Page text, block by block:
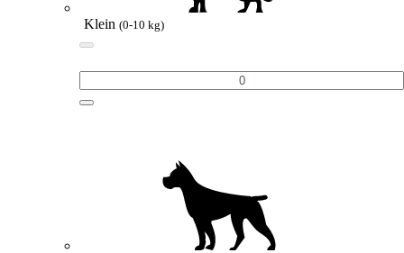
Klein (0-10 kg)